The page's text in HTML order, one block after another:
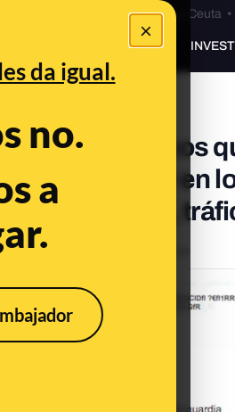
×
da igual.
no.
a
Especial Ceuta•Bulos Ceuta •
PREBUNKING
electrónicos
Guardia Civil y en
infantil,
Publicado el